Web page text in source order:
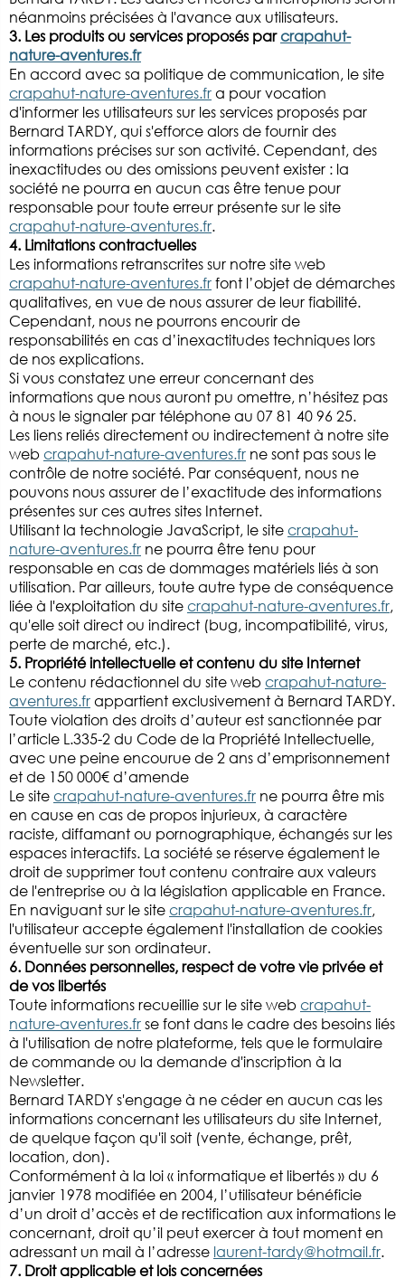
néanmoins précisées à l'avance aux utilisateurs.
3. Les produits ou services proposés parcrapahut-
nature-aventures.fr
En accord avec sa politique de communication, le site
crapahut-nature-aventures.fra pour vocation
d'informer les utilisateurs sur les services proposés par
Bernard TARDY, qui s'efforce alors de fournir des
informations précises sur son activité. Cependant, des
inexactitudes ou des omissions peuvent exister : la
société ne pourra en aucun cas être tenue pour
responsable pour toute erreur présente sur le site
crapahut-nature-aventures.fr.
4. Limitations contractuelles
Les informations retranscrites sur notre site web
crapahut-nature-aventures.frfont l’objet de démarches
qualitatives, en vue de nous assurer de leur fiabilité.
Cependant, nous ne pourrons encourir de
responsabilités en cas d’inexactitudes techniques lors
de nos explications.
Si vous constatez une erreur concernant des
informations que nous auront pu omettre, n’hésitez pas
à nous le signaler par téléphone au 07 81 40 96 25.
Les liens reliés directement ou indirectement à notre site
webcrapahut-nature-aventures.fr ne sont pas sous le
contrôle de notre société. Par conséquent, nous ne
pouvons nous assurer de l’exactitude des informations
présentes sur ces autres sites Internet.
Utilisant la technologie JavaScript, le sitecrapahut-
nature-aventures.fr ne pourra être tenu pour
responsable en cas de dommages matériels liés à son
utilisation. Par ailleurs, toute autre type de conséquence
liée à l'exploitation du sitecrapahut-nature-aventures.fr,
qu'elle soit direct ou indirect (bug, incompatibilité, virus,
perte de marché, etc.).
5. Propriété intellectuelle et contenu du site Internet
Le contenu rédactionnel du site webcrapahut-nature-
aventures.frappartient exclusivement à Bernard TARDY.
Toute violation des droits d’auteur est sanctionnée par
l’article L.335-2 du Code de la Propriété Intellectuelle,
avec une peine encourue de 2 ans d’emprisonnement
et de 150 000€ d’amende
Le sitecrapahut-nature-aventures.fr ne pourra être mis
en cause en cas de propos injurieux, à caractère
raciste, diffamant ou pornographique, échangés sur les
espaces interactifs. La société se réserve également le
droit de supprimer tout contenu contraire aux valeurs
de l'entreprise ou à la législation applicable en France.
En naviguant sur le sitecrapahut-nature-aventures.fr,
l'utilisateur accepte également l'installation de cookies
éventuelle sur son ordinateur.
6. Données personnelles, respect de votre vie privée et
de vos libertés
Toute informations recueillie sur le site webcrapahut-
nature-aventures.frse font dans le cadre des besoins liés
à l'utilisation de notre plateforme, tels que le formulaire
de commande ou la demande d'inscription à la
Newsletter.
Bernard TARDY s'engage à ne céder en aucun cas les
informations concernant les utilisateurs du site Internet,
de quelque façon qu'il soit (vente, échange, prêt,
location, don).
Conformément à la loi « informatique et libertés » du 6
janvier 1978 modifiée en 2004, l’utilisateur bénéficie
d’un droit d’accès et de rectification aux informations le
concernant, droit qu’il peut exercer à tout moment en
adressant un mail à l’adresse laurent-tardy@hotmail.fr.
7. Droit applicable et lois concernées